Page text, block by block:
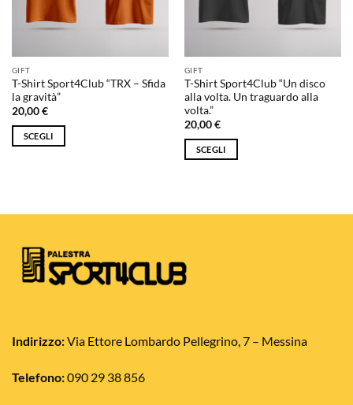
essere
scelte
pagina
del
prodotto
essere
scelte
pagina
del
prodotto
GIFT
T-Shirt Sport4Club “TRX – Sfida
la gravità”
20,00€
SCEGLI
opzioni
possono
essere
pagina
GIFT
T-Shirt Sport4Club “Un disco
alla volta. Un traguardo alla
volta.”
20,00€
SCEGLI
più
opzioni
possono
pagina
Indirizzo:Via Ettore Lombardo Pellegrino, 7 – Messina
Telefono:090 29 38 856